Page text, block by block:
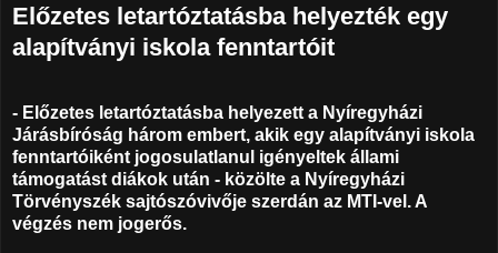
Előzetes letartóztatásba helyezték egy
alapítványi iskola fenntartóit
- Előzetes letartóztatásba helyezett a Nyíregyházi
Járásbíróság három embert, akik egy alapítványi iskola
fenntartóiként jogosulatlanul igényeltek állami
támogatást diákok után - közölte a Nyíregyházi
Törvényszék sajtószóvivője szerdán az MTI-vel. A
végzés nem jogerős.